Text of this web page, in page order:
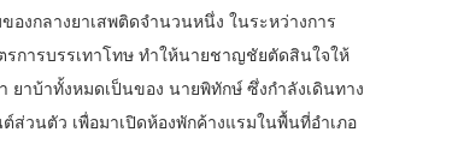
งกลางยาเสพติดจำนวนหนึ่ง ในระหว่างการ
การบรรเทาโทษ ทำให้นายชาญชัยตัดสินใจให้
ยาบ้าทั้งหมดเป็นของ นายพิทักษ์ ซึ่งกำลังเดินทาง
วนตัว เพื่อมาเปิดห้องพักค้างแรมในพื้นที่อำเภอ